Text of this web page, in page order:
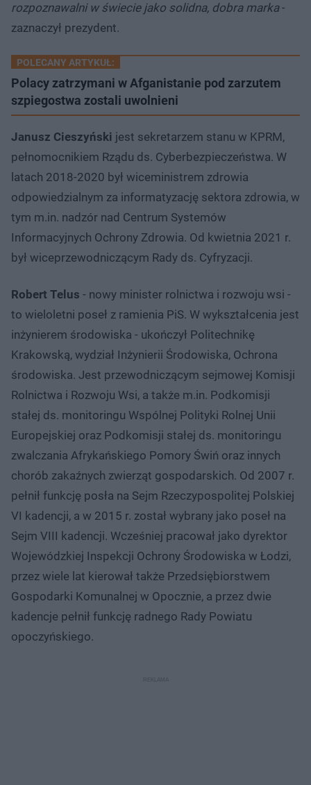
rozpoznawalni w świecie jako solidna, dobra marka-
zaznaczył prezydent.
POLECANY ARTYKUŁ:
Polacy zatrzymani w Afganistanie pod zarzutem
szpiegostwa zostali uwolnieni
Janusz Cieszyński jest sekretarzem stanu w KPRM,
pełnomocnikiem Rządu ds. Cyberbezpieczeństwa. W
latach 2018-2020 był wiceministrem zdrowia
odpowiedzialnym za informatyzację sektora zdrowia, w
tym m.in. nadzór nad Centrum Systemów
Informacyjnych Ochrony Zdrowia. Od kwietnia 2021 r.
był wiceprzewodniczącym Rady ds. Cyfryzacji.
Robert Telus - nowy minister rolnictwa i rozwoju wsi -
to wieloletni poseł z ramienia PiS. W wykształcenia jest
inżynierem środowiska - ukończył Politechnikę
Krakowską, wydział Inżynierii Środowiska, Ochrona
środowiska. Jest przewodniczącym sejmowej Komisji
Rolnictwa i Rozwoju Wsi, a także m.in. Podkomisji
stałej ds. monitoringu Wspólnej Polityki Rolnej Unii
Europejskiej oraz Podkomisji stałej ds. monitoringu
zwalczania Afrykańskiego Pomory Świń oraz innych
chorób zakaźnych zwierząt gospodarskich. Od 2007 r.
pełnił funkcję posła na Sejm Rzeczypospolitej Polskiej
VI kadencji, a w 2015 r. został wybrany jako poseł na
Sejm VIII kadencji. Wcześniej pracował jako dyrektor
Wojewódzkiej Inspekcji Ochrony Środowiska w Łodzi,
przez wiele lat kierował także Przedsiębiorstwem
Gospodarki Komunalnej w Opocznie, a przez dwie
kadencje pełnił funkcję radnego Rady Powiatu
opoczyńskiego.